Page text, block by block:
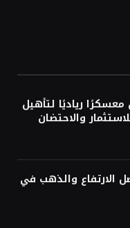
رياديًا لتأهيل
الارتفاع والذهب في